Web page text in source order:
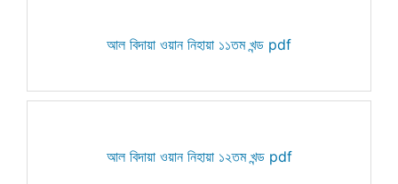
আল বিদায়া ওয়ান নিহায়া ১১তম খন্ড pdf
আল বিদায়া ওয়ান নিহায়া ১২তম খন্ড pdf